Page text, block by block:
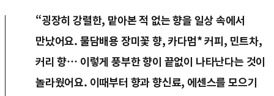
“굉장히 강렬한, 맡아본 적 없는 향을 일상 속에서
만났어요. 물담배용 장미꽃 향, 카다멈* 커피, 민트차,
커리 향… 이렇게 풍부한 향이 끝없이 나타난다는 것이
놀라웠어요. 이때부터 향과 향신료, 에센스를 모으기